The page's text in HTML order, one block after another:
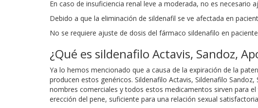
En caso de insuficiencia renal leve a moderada, no es necesario
Debido a que la eliminación de sildenafil se ve afectada en
No se requiere ajuste de dosis del fármaco sildenafilo en
¿Qué es sildenafilo Actavis, Sandoz,
Ya lo hemos mencionado que a causa de la expiración de la
producen estos genéricos. Sildenafilo Actavis, Sildenafilo
nombres comerciales y todos estos medicamentos sirven para
erección del pene, suficiente para una relación sexual